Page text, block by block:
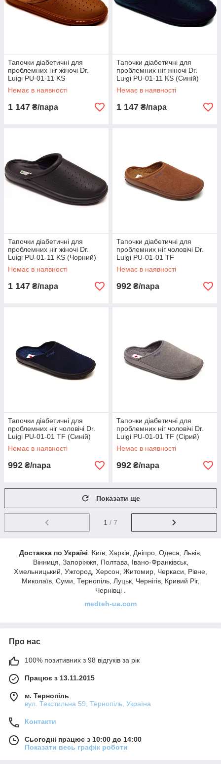
Тапочки діабетичні для
проблемних ніг жіночі Dr.
Luigi PU-01-11 KS
(Коричневий)
Немає в наявності
1 147 ₴/пара
Тапочки діабетичні для
проблемних ніг жіночі Dr.
Luigi PU-01-11 KS (Синій)
Немає в наявності
1 147 ₴/пара
Тапочки діабетичні для
проблемних ніг жіночі Dr.
Luigi PU-01-11 KS (Чорний)
Немає в наявності
1 147 ₴/пара
Тапочки діабетичні для
проблемних ніг чоловічі Dr.
Luigi PU-01-01 TF
(Коричневий)
Немає в наявності
992 ₴/пара
Тапочки діабетичні для
проблемних ніг чоловічі Dr.
Luigi PU-01-01 TF (Синій)
Немає в наявності
992 ₴/пара
Тапочки діабетичні для
проблемних ніг чоловічі Dr.
Luigi PU-01-01 TF (Сірий)
Немає в наявності
992 ₴/пара
Показати ще
1 / 7
Доставка по Україні: Київ, Харків, Дніпро, Одеса, Львів,
Вінниця, Запоріжжя, Полтава, Івано-Франківськ,
Хмельницький, Ужгород, Херсон, Житомир, Черкаси, Рівне,
Миколаїв, Суми, Тернопіль, Луцьк, Чернігів, Кривий Ріг,
Чернівці .
medteh-ua.com
Про нас
100% позитивних з 98 відгуків за рік
Працює з 13.11.2015
м. Тернопіль
вул. Текстильна 59, Тернопіль, Україна
Контакти
Сьогодні працює з 10:00 до 14:00
Показати весь графік роботи